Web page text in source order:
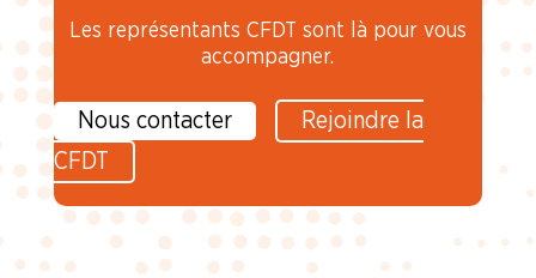
Les représentants CFDT sont là pour vous
accompagner.
Nous contacter
Rejoindre la
CFDT